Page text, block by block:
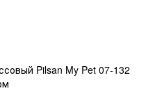
Pilsan My Pet 07-132